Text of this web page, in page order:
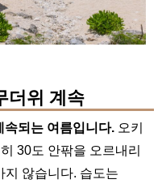
더위 계속
속되는 여름입니다. 오키
30도 안팎을 오르내리
지 않습니다. 습도는